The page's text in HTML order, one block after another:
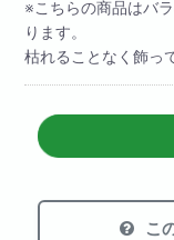
※こちらの商品はバ
ります。
枯れることなく飾っ
こ